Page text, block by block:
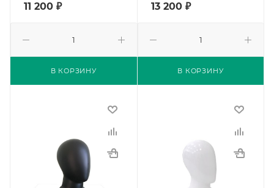
В КОРЗИНУ
11 200 ₽
В КОРЗИНУ
13 200₽